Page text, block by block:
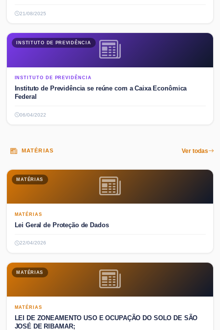
21/08/2025
INSTITUTO DE PREVIDÊNCIA
INSTITUTO DE PREVIDÊNCIA
Instituto de Previdência se reúne com a Caixa Econômica
Federal
06/04/2022
MATÉRIAS Ver todas
MATÉRIAS
MATÉRIAS
Lei Geral de Proteção de Dados
22/04/2026
MATÉRIAS
MATÉRIAS
LEI DE ZONEAMENTO USO E OCUPAÇÃO DO SOLO DE SÃO
JOSÉ DE RIBAMAR;